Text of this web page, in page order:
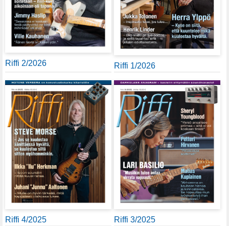
Riffi 2/2026 Riffi 1/2026
Riffi 4/2025 Riffi 3/2025